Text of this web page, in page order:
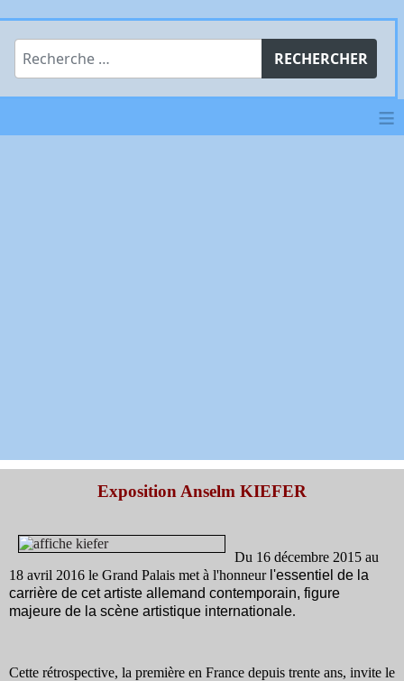
Rechercher
RECHERCHER
≡
Exposition Anselm KIEFER
Du 16 décembre 2015 au
18 avril 2016 le Grand Palais met à l'honneur l'essentiel de la
carrière de cet artiste allemand contemporain, figure
majeure de la scène artistique internationale.
Cette rétrospective, la première en France depuis trente ans, invite le